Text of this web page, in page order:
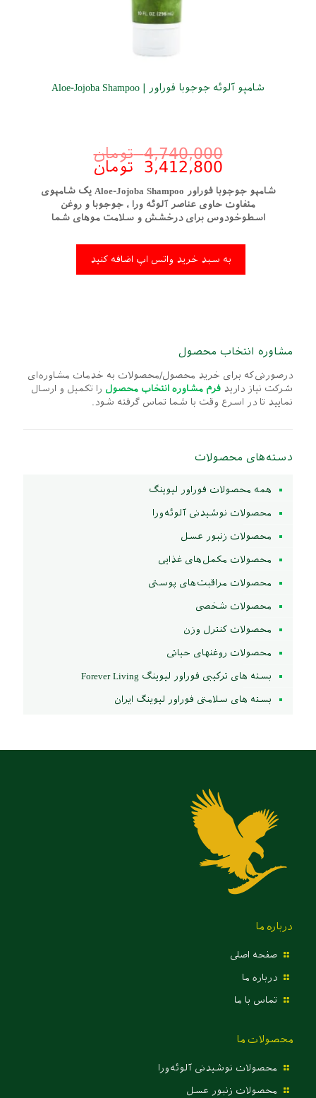
شامپو آلوئه جوجوبا فوراور | Aloe-Jojoba Shampoo
4,740,000 تومان
3,412,800 تومان
شامپو جوجوبا فوراور Aloe-Jojoba Shampoo یک شامپوی
متفاوت حاوی عناصر آلوئه ورا ، جوجوبا و روغن
اسطوخودوس برای درخشش و سلامت موهای شما
به سبد خرید واتس اپ اضافه کنید
مشاوره انتخاب محصول
درصورتی‌که برای خرید محصول/محصولات به خدمات مشاوره‌ای
شرکت نیاز دارید فرم مشاوره‌ انتخاب محصول را تکمیل و ارسال
نمایید تا در اسرع وقت با شما تماس گرفته شود.
دسته‌های محصولات
همه محصولات فوراور لیوینگ
محصولات نوشیدنی آلوئه‌ورا
محصولات زنبور عسل
محصولات مکمل‌های غذایی
محصولات مراقبت‌های پوستی
محصولات شخصی
محصولات کنترل وزن
محصولات روغنهای حیاتی
بسته های ترکیبی فوراور لیوینگ Forever Living
بسته های سلامتی فوراور لیوینگ ایران
درباره ما
صفحه اصلی
درباره ما
تماس با ما
محصولات ما
محصولات نوشیدنی آلوئه‌ورا
محصولات زنبور عسل